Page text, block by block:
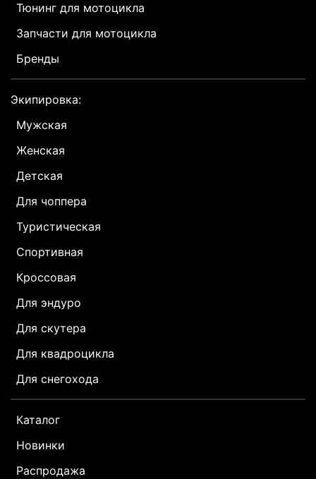
Тюнинг для мотоцикла
Запчасти для мотоцикла
Бренды
Экипировка:
Мужская
Женская
Детская
Для чоппера
Туристическая
Спортивная
Кроссовая
Для эндуро
Для скутера
Для квадроцикла
Для снегохода
Каталог
Новинки
Распродажа